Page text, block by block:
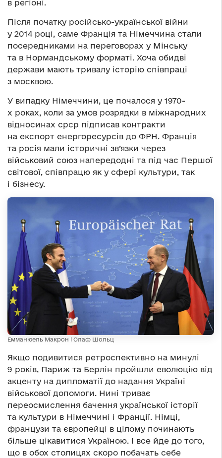
в регіоні.
Після початку російсько-української війни
у 2014 році, саме Франція та Німеччина стали
посередниками на переговорах у Мінську
та в Нормандському форматі. Хоча обидві
держави мають тривалу історію співпраці
з москвою.
У випадку Німеччини, це почалося у 1970-
х роках, коли за умов розрядки в міжнародних
відносинах срср підписав контракти
на експорт енергоресурсів до ФРН. Франція
та росія мали історичні зв’язки через
військовий союз напередодні та під час Першої
світової, співпрацю як у сфері культури, так
і бізнесу.
Емманюель Макрон і Олаф Шольц
Якщо подивитися ретроспективно на минулі
9 років, Париж та Берлін пройшли еволюцію від
акценту на дипломатії до надання Україні
військової допомоги. Нині триває
переосмислення бачення української історії
та культури в Німеччині і Франції. Німці,
французи та європейці в цілому починають
більше цікавитися Україною. І все йде до того,
що в обох столицях скоро побачать себе